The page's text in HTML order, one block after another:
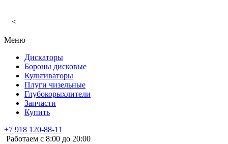
<
Меню
Дискаторы
Бороны дисковые
Культиваторы
Плуги чизельные
Глубокорыхлители
Запчасти
Купить
+7 918 120-88-11
Работаем c 8:00 до 20:00